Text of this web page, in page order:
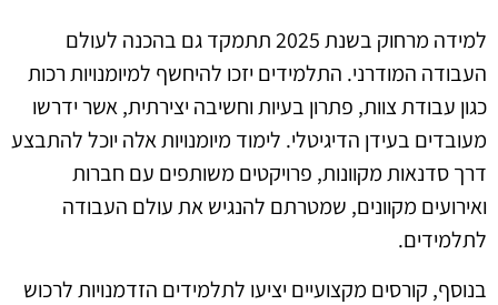
למידה מרחוק בשנת 2025 תתמקד גם בהכנה לעולם
העבודה המודרני. התלמידים יזכו להיחשף למיומנויות רכות
כגון עבודת צוות, פתרון בעיות וחשיבה יצירתית, אשר ידרשו
מעובדים בעידן הדיגיטלי. לימוד מיומנויות אלה יוכל להתבצע
דרך סדנאות מקוונות, פרויקטים משותפים עם חברות
ואירועים מקוונים, שמטרתם להנגיש את עולם העבודה
לתלמידים.
בנוסף, קורסים מקצועיים יציעו לתלמידים הזדמנויות לרכוש